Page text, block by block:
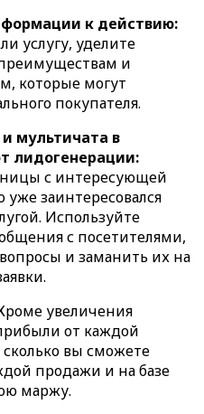
к действию:
услугу, уделите
и
которые могут
покупателя.
мультичата в
лидогенерации:
с интересующей
заинтересовался
Используйте
с посетителями,
и заманить их на
увеличения
от каждой
вы сможете
продажи и на базе
маржу.